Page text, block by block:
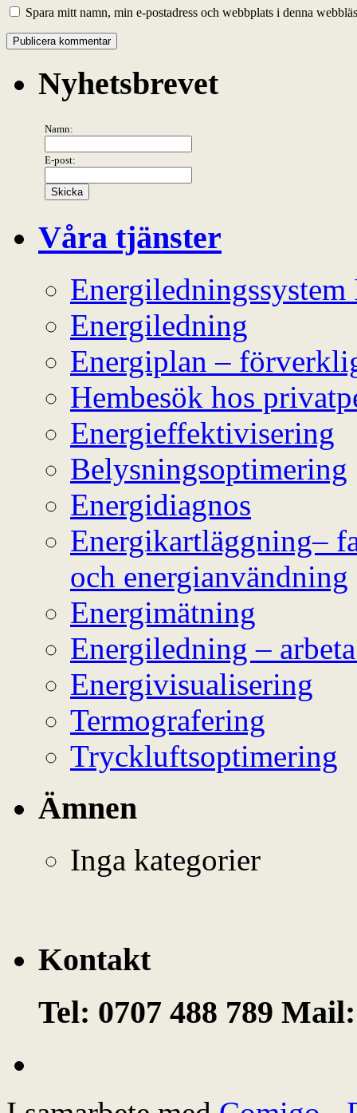
Spara mitt namn, min e-postadress och webbplats i denna
Nyhetsbrevet
Namn:
E-post:
Våra tjänster
Energiledning
Energiplan –
Hembesök hos
Energieffektivisering
Belysningsoptimering
Energidiagnos
Energikartläggning–
och energianvändning
Energimätning
Energiledning –
Energivisualisering
Termografering
Tryckluftsoptimering
Ämnen
Inga kategorier
Kontakt
Tel: 0707 488 789